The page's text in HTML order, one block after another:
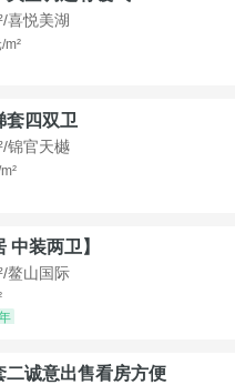
喜悦美湖
m²
套四双卫
锦官天樾
中装两卫】
鳌山国际
二诚意出售看房方便